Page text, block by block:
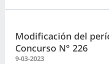
Modificación del
Concurso N° 226
9-03-2023